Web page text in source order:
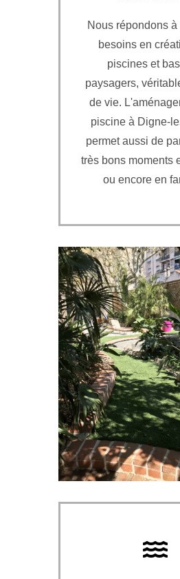
Nous répondons à
besoins en
piscines et
paysagers,
de vie.
piscine à Digne-
permet aussi de
très bons moments
ou encore en